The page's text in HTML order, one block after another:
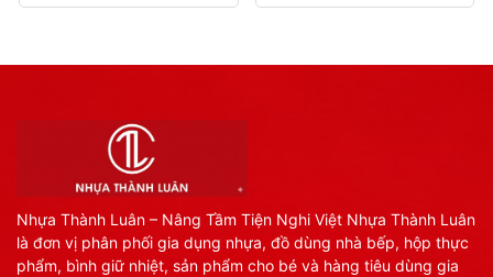
Nhựa Thành Luân – Nâng Tầm Tiện Nghi Việt Nhựa Thành Luân
là đơn vị phân phối gia dụng nhựa, đồ dùng nhà bếp, hộp thực
phẩm, bình giữ nhiệt, sản phẩm cho bé và hàng tiêu dùng gia